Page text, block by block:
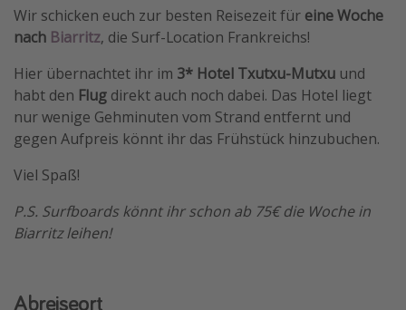
Bahnreisen in der Schweiz
Reisepassfreie Reiseziele
Travel Know How
Silvesterreisen
Last Minute Urlaub Mallorca
Wir schicken euch zur besten Reisezeit für eine Woche
nach Biarritz, die Surf-Location Frankreichs!
Hier übernachtet ihr im 3* Hotel Txutxu-Mutxu und
habt den Flug direkt auch noch dabei. Das Hotel liegt
nur wenige Gehminuten vom Strand entfernt und
gegen Aufpreis könnt ihr das Frühstück hinzubuchen.
Viel Spaß!
P.S. Surfboards könnt ihr schon ab 75€ die Woche in
Biarritz leihen!
Abreiseort